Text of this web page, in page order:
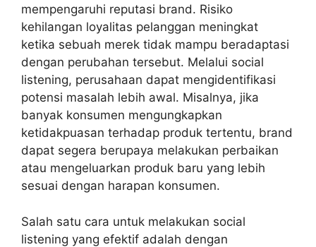
mempengaruhi reputasi brand. Risiko
kehilangan loyalitas pelanggan meningkat
ketika sebuah merek tidak mampu beradaptasi
dengan perubahan tersebut. Melalui social
listening, perusahaan dapat mengidentifikasi
potensi masalah lebih awal. Misalnya, jika
banyak konsumen mengungkapkan
ketidakpuasan terhadap produk tertentu, brand
dapat segera berupaya melakukan perbaikan
atau mengeluarkan produk baru yang lebih
sesuai dengan harapan konsumen.
Salah satu cara untuk melakukan social
listening yang efektif adalah dengan